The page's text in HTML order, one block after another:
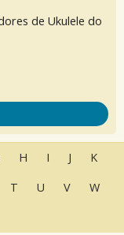
de Ukulele do
H I J
K
T U V
W